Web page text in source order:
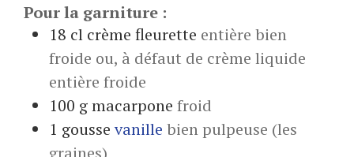
Pour la garniture :
18 cl crème fleurette entière bien
froide ou, à défaut de crème liquide
entière froide
100 gmacarpone froid
1 gousse vanille bien pulpeuse (les
graines)